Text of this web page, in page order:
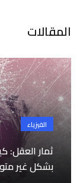
المقالات
الفيزياء
ثمار العقل:
بشكل غير